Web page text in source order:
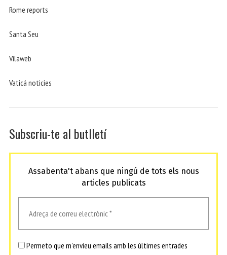
Rome reports
Santa Seu
Vilaweb
Vaticá noticies
Subscriu-te al butlletí
Assabenta't abans que ningú de tots els nous
articles publicats
Permeto que m'envieu emails amb les últimes entrades